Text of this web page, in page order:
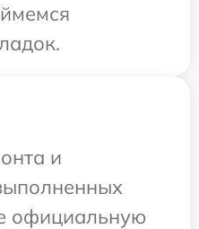
и
официальную